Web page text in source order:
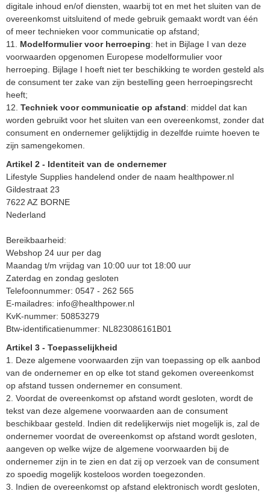
digitale inhoud en/of diensten, waarbij tot en met het sluiten van de
overeenkomst uitsluitend of mede gebruik gemaakt wordt van één
of meer technieken voor communicatie op afstand;
11. Modelformulier voor herroeping: het in Bijlage I van deze
voorwaarden opgenomen Europese modelformulier voor
herroeping. Bijlage I hoeft niet ter beschikking te worden gesteld als
de consument ter zake van zijn bestelling geen herroepingsrecht
heeft;
12. Techniek voor communicatie op afstand: middel dat kan
worden gebruikt voor het sluiten van een overeenkomst, zonder dat
consument en ondernemer gelijktijdig in dezelfde ruimte hoeven te
zijn samengekomen.
Artikel 2 - Identiteit van de ondernemer
Lifestyle Supplies handelend onder de naam healthpower.nl
Gildestraat 23
7622 AZ BORNE
Nederland
Bereikbaarheid:
Webshop 24 uur per dag
Maandag t/m vrijdag van 10:00 uur tot 18:00 uur
Zaterdag en zondag gesloten
Telefoonnummer: 0547 - 262 565
E-mailadres: info@healthpower.nl
KvK-nummer: 50853279
Btw-identificatienummer: NL823086161B01
Artikel 3 - Toepasselijkheid
1. Deze algemene voorwaarden zijn van toepassing op elk aanbod
van de ondernemer en op elke tot stand gekomen overeenkomst
op afstand tussen ondernemer en consument.
2. Voordat de overeenkomst op afstand wordt gesloten, wordt de
tekst van deze algemene voorwaarden aan de consument
beschikbaar gesteld. Indien dit redelijkerwijs niet mogelijk is, zal de
ondernemer voordat de overeenkomst op afstand wordt gesloten,
aangeven op welke wijze de algemene voorwaarden bij de
ondernemer zijn in te zien en dat zij op verzoek van de consument
zo spoedig mogelijk kosteloos worden toegezonden.
3. Indien de overeenkomst op afstand elektronisch wordt gesloten,